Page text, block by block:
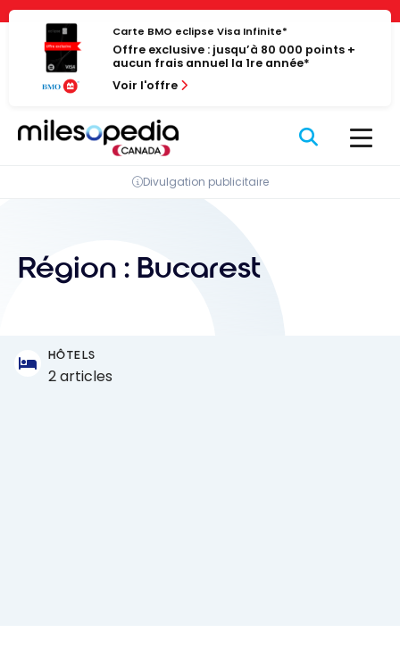
Panneau de gestion des cookies
Passer
contenu
Carte BMO eclipse Visa Infinite*
Offre exclusive : jusqu’à 80 000 points +
aucun frais annuel la 1re année*
Voir l'offre
Divulgation publicitaire
Région : Bucarest
HÔTELS
2 articles